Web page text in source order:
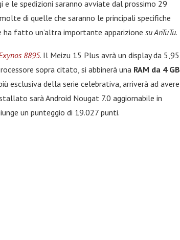
e le spedizioni saranno avviate dal prossimo 29
di quelle che saranno le principali specifiche
ha fatto un’altra importante apparizione su AnTuTu.
8895. Il Meizu 15 Plus avrà un display da 5,95
sopra citato, si abbinerà una RAM da 4 GB
esclusiva della serie celebrativa, arriverà ad avere
sarà Android Nougat 7.0 aggiornabile in
un punteggio di 19.027 punti.